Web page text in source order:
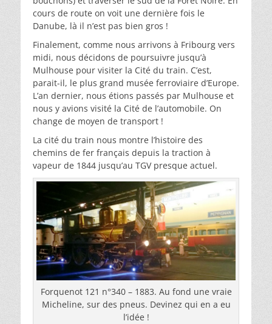
cours de route on voit une dernière fois le
Danube, là il n’est pas bien gros !
Finalement, comme nous arrivons à Fribourg vers
midi, nous décidons de poursuivre jusqu’à
Mulhouse pour visiter la Cité du train. C’est,
parait-il, le plus grand musée ferroviaire d’Europe.
L’an dernier, nous étions passés par Mulhouse et
nous y avions visité la Cité de l’automobile. On
change de moyen de transport !
La cité du train nous montre l’histoire des
chemins de fer français depuis la traction à
vapeur de 1844 jusqu’au TGV presque actuel.
Forquenot 121 n°340 – 1883. Au fond une vraie
Micheline, sur des pneus. Devinez qui en a eu
l’idée !